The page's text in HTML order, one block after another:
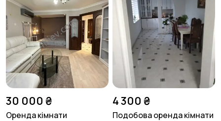
30 000 ₴
Оренда кімнати
4 300 ₴
Подобова оренда кімнати